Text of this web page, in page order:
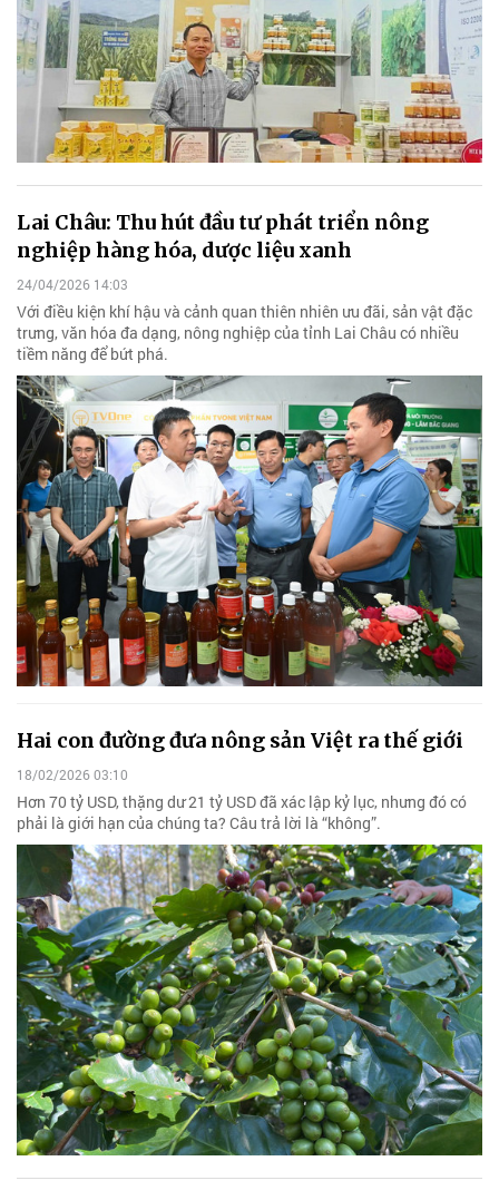
Lai Châu: Thu hút đầu tư phát triển nông
nghiệp hàng hóa, dược liệu xanh
24/04/2026 14:03
Với điều kiện khí hậu và cảnh quan thiên nhiên ưu đãi, sản vật đặc
trưng, văn hóa đa dạng, nông nghiệp của tỉnh Lai Châu có nhiều
tiềm năng để bứt phá.
Hai con đường đưa nông sản Việt ra thế giới
18/02/2026 03:10
Hơn 70 tỷ USD, thặng dư 21 tỷ USD đã xác lập kỷ lục, nhưng đó có
phải là giới hạn của chúng ta? Câu trả lời là “không”.